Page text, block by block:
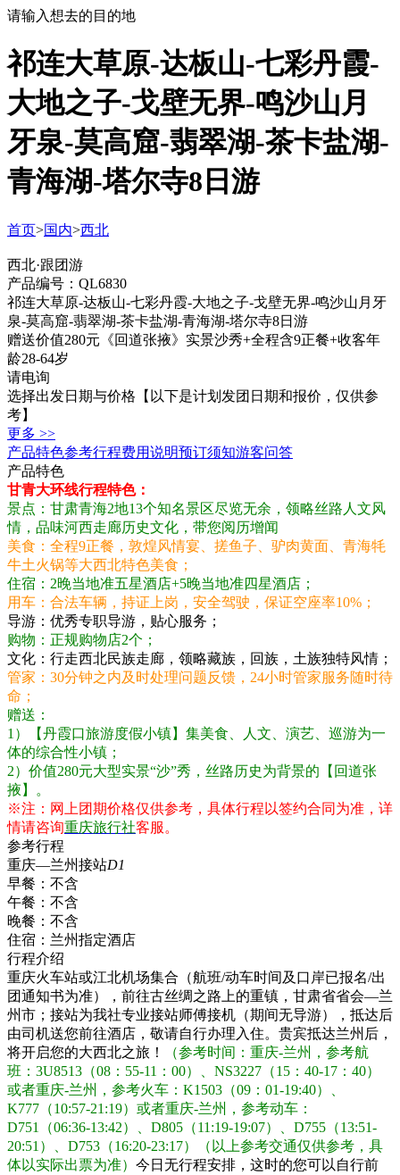
请输入想去的目的地
祁连大草原-达板山-七彩丹霞-
大地之子-戈壁无界-鸣沙山月
牙泉-莫高窟-翡翠湖-茶卡盐湖-
青海湖-塔尔寺8日游
首页>国内>西北
西北·跟团游
产品编号：QL6830
祁连大草原-达板山-七彩丹霞-大地之子-戈壁无界-鸣沙山月牙
泉-莫高窟-翡翠湖-茶卡盐湖-青海湖-塔尔寺8日游
赠送价值280元《回道张掖》实景沙秀+全程含9正餐+收客年
龄28-64岁
请电询
选择出发日期与价格 【以下是计划发团日期和报价，仅供参
考】
更多 >>
产品特色参考行程费用说明预订须知游客问答
产品特色
甘青大环线行程特色：
景点：甘肃青海2地13个知名景区尽览无余，领略丝路人文风
情，品味河西走廊历史文化，带您阅历增闻
美食：全程9正餐，敦煌风情宴、搓鱼子、驴肉黄面、青海牦
牛土火锅等大西北特色美食；
住宿：2晚当地准五星酒店+5晚当地准四星酒店；
用车：合法车辆，持证上岗，安全驾驶，保证空座率10%；
导游：优秀专职导游，贴心服务；
购物：正规购物店2个；
文化：行走西北民族走廊，领略藏族，回族，土族独特风情；
管家：30分钟之内及时处理问题反馈，24小时管家服务随时待
命；
赠送：
1）【丹霞口旅游度假小镇】集美食、人文、演艺、巡游为一
体的综合性小镇；
2）价值280元大型实景“沙”秀，丝路历史为背景的【回道张
掖】。
※注：网上团期价格仅供参考，具体行程以签约合同为准，详
情请咨询重庆旅行社客服。
参考行程
重庆—兰州接站D1
早餐： 不含
午餐： 不含
晚餐： 不含
住宿： 兰州指定酒店
行程介绍
重庆火车站或江北机场集合（航班/动车时间及口岸已报名/出
团通知书为准），前往古丝绸之路上的重镇，甘肃省省会—兰
州市；接站为我社专业接站师傅接机（期间无导游），抵达后
由司机送您前往酒店，敬请自行办理入住。贵宾抵达兰州后，
将开启您的大西北之旅！
（参考时间：重庆-兰州，参考航
班：3U8513（08：55-11：00）、NS3227（15：40-17：40）
或者重庆-兰州，参考火车：K1503（09：01-19:40）、
K777（10:57-21:19）或者重庆-兰州，参考动车：
D751（06:36-13:42）、D805（11:19-19:07）、D755（13:51-
20:51）、D753（16:20-23:17）（以上参考交通仅供参考，具
体以实际出票为准） 今日无行程安排，这时的您可以自行前